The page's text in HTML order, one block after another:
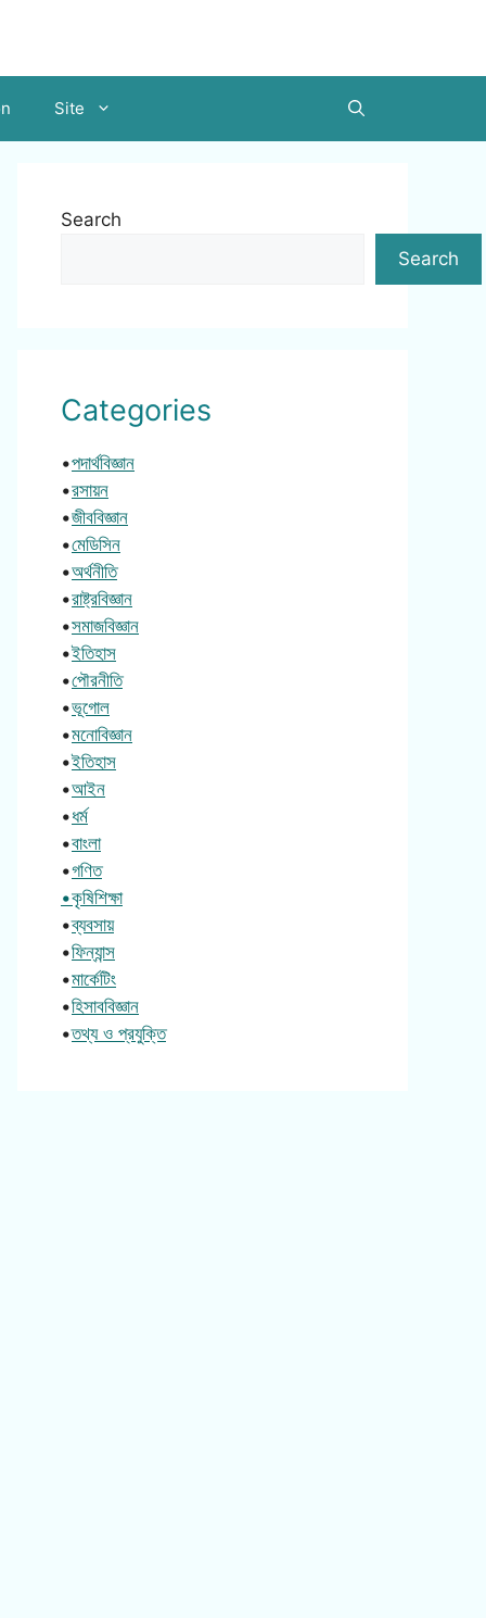
Site
Search
Search
Categories
•পদার্থবিজ্ঞান
•রসায়ন
•জীববিজ্ঞান
•মেডিসিন
•অর্থনীতি
•রাষ্ট্রবিজ্ঞান
•সমাজবিজ্ঞান
•ইতিহাস
•পৌরনীতি
•ভূগোল
•মনোবিজ্ঞান
•ইতিহাস
•আইন
•ধর্ম
•বাংলা
•গণিত
•কৃষিশিক্ষা
•ব্যবসায়
•ফিন্যান্স
•মার্কেটিং
•হিসাববিজ্ঞান
•তথ্য ও প্রযুক্তি